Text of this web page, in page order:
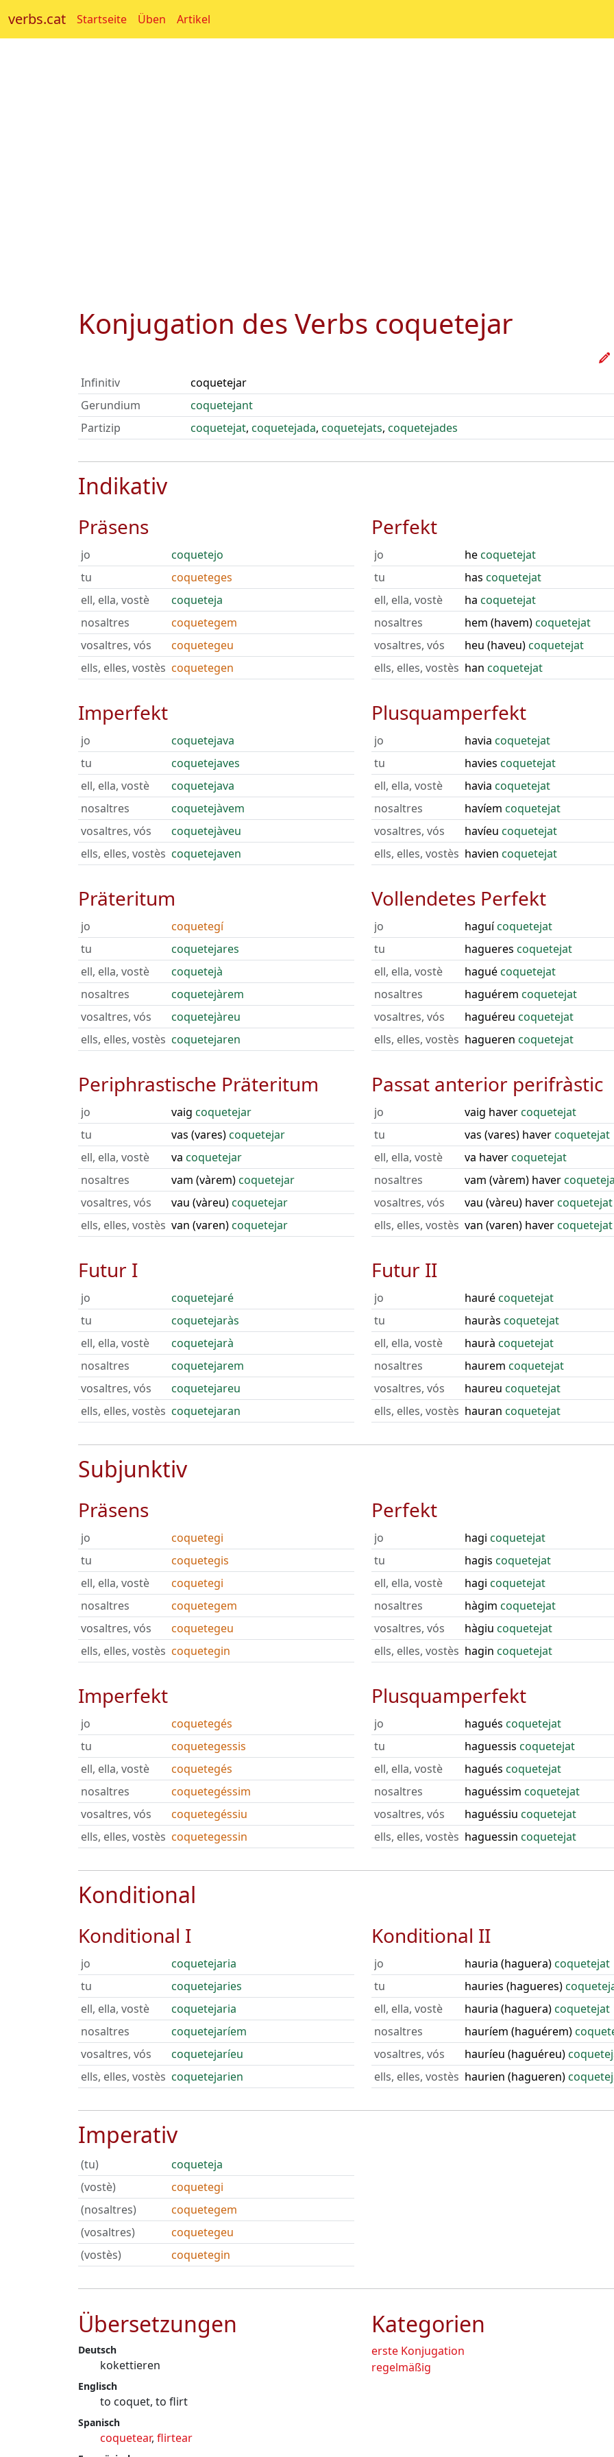
verbs.cat Startseite Üben Artikel
Konjugation des Verbs coquetejar
Infinitiv
coquetejar
Gerundium
coquetejant
Partizip
coquetejat, coquetejada, coquetejats, coquetejades
Indikativ
Präsens
jo
coquetejo
tu
coqueteges
ell, ella, vostè
coqueteja
nosaltres
coquetegem
vosaltres, vós
coquetegeu
ells, elles, vostès coquetegen
Imperfekt
jo
coquetejava
tu
coquetejaves
ell, ella, vostè
coquetejava
nosaltres
coquetejàvem
vosaltres, vós
coquetejàveu
ells, elles, vostès coquetejaven
Präteritum
jo
coquetegí
tu
coquetejares
ell, ella, vostè
coquetejà
nosaltres
coquetejàrem
vosaltres, vós
coquetejàreu
ells, elles, vostès coquetejaren
Periphrastische Präteritum
jo vaig coquetejar
tu
vas (vares)coquetejar
ell, ella, vostè
va coquetejar
nosaltres
vam (vàrem)coquetejar
vosaltres, vós
vau (vàreu)coquetejar
ells, elles, vostès van (varen)coquetejar
Futur I
jo
coquetejaré
tu
coquetejaràs
ell, ella, vostè
coquetejarà
nosaltres
coquetejarem
vosaltres, vós
coquetejareu
ells, elles, vostès coquetejaran
Perfekt
jo hecoquetejat
tu
has coquetejat
ell, ella, vostè
ha coquetejat
nosaltres
hem (havem)coquetejat
vosaltres, vós
heu (haveu)coquetejat
ells, elles, vostès han coquetejat
Plusquamperfekt
jo havia coquetejat
tu
havies coquetejat
ell, ella, vostè
havia coquetejat
nosaltres
havíem coquetejat
vosaltres, vós
havíeu coquetejat
ells, elles, vostès havien coquetejat
Vollendetes Perfekt
jo haguícoquetejat
tu
hagueres coquetejat
ell, ella, vostè
haguécoquetejat
nosaltres
haguérem coquetejat
vosaltres, vós
haguéreu coquetejat
ells, elles, vostès hagueren coquetejat
Passat anterior perifràstic
jo vaig havercoquetejat
tu
vas (vares) havercoquetejat
ell, ella, vostè
va havercoquetejat
nosaltres
vam (vàrem) haver
vosaltres, vós
vau (vàreu) havercoquetejat
ells, elles, vostès van (varen) havercoquetejat
Futur II
jo haurécoquetejat
tu
hauràs coquetejat
ell, ella, vostè
haurà coquetejat
nosaltres
haurem coquetejat
vosaltres, vós
haureu coquetejat
ells, elles, vostès hauran coquetejat
Subjunktiv
Präsens
jo
coquetegi
tu
coquetegis
ell, ella, vostè
coquetegi
nosaltres
coquetegem
vosaltres, vós
coquetegeu
ells, elles, vostès coquetegin
Imperfekt
jo
coquetegés
tu
coquetegessis
ell, ella, vostè
coquetegés
nosaltres
coquetegéssim
vosaltres, vós
coquetegéssiu
ells, elles, vostès coquetegessin
Perfekt
jo hagi coquetejat
tu
hagis coquetejat
ell, ella, vostè
hagi coquetejat
nosaltres
hàgim coquetejat
vosaltres, vós
hàgiu coquetejat
ells, elles, vostès hagin coquetejat
Plusquamperfekt
jo hagués coquetejat
tu
haguessis coquetejat
ell, ella, vostè
hagués coquetejat
nosaltres
haguéssim coquetejat
vosaltres, vós
haguéssiu coquetejat
ells, elles, vostès haguessin coquetejat
Konditional
Konditional I
jo
coquetejaria
tu
coquetejaries
ell, ella, vostè
coquetejaria
nosaltres
coquetejaríem
vosaltres, vós
coquetejaríeu
ells, elles, vostès coquetejarien
Konditional II
jo hauria (haguera)coquetejat
tu
hauries (hagueres)
ell, ella, vostè
hauria (haguera)coquetejat
nosaltres
hauríem (haguérem)
vosaltres, vós
hauríeu (haguéreu)
ells, elles, vostès haurien (hagueren)
Imperativ
(tu)
coqueteja
(vostè)
coquetegi
(nosaltres)
coquetegem
(vosaltres)
coquetegeu
(vostès)
coquetegin
Kategorien
erste Konjugation
regelmäßig
Übersetzungen
Deutsch
kokettieren
Englisch
to coquet, to flirt
Spanisch
coquetear, flirtear